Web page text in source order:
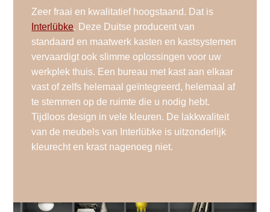
Zeer fraai en kwalitatief hoogstaand. Dat is
Interlübke. Deze Duitse producent van
standaard en maatwerk kasten en kastsystemen
vervaardigt ook slimme oplossingen voor uw
werkplek thuis. Een bureau met kast aan elkaar
vast of zelfs helemaal geïntegreerd, helemaal af
te stemmen op de ruimte die u nodig hebt.
Tijdloos design in vele kleuren. De lakkwaliteit
van de meubels van Interlübke is uitzonderlijk
kleurecht en krast nagenoeg niet.